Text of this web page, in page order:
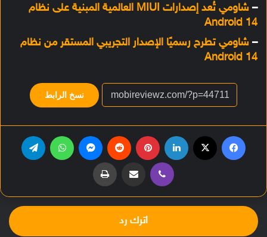
–
شاومي تُعد إصدارات MIUI العالمية المبنية على نظام
Android 14
– شاومي تطرح رسميًا الإصدار التجريبي المستقر من نظام
Android 14
نسخ الرابط
ڤايبر مشاركة عبر البريد طباعة
اترك رد